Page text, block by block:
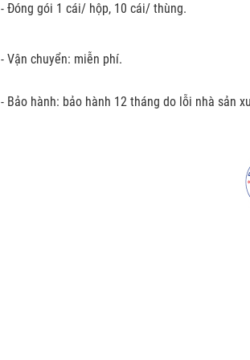
- Đóng gói 1 cái/ hộp, 10 cái/ thùng.
- Vận chuyển: miễn phí.
- Bảo hành: bảo hành 12 tháng do lỗi nhà sản